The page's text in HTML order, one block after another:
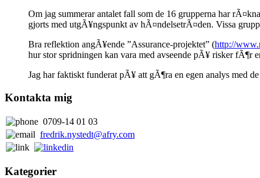
Om jag summerar antalet fall som de 16 grupperna har
gjorts med utgÃ¥ngspunkt av hÃ¤ndelsetrÃ¤den. Vissa
Bra reflektion angÃ¥ende ”Assurance-projektet” (http://
hur stor spridningen kan vara med avseende pÃ¥ risker
Jag har faktiskt funderat pÃ¥ att gÃ¶ra en egen analys med
Kontakta mig
0709-14 01 03
fredrik.nystedt@afry.com
Kategorier